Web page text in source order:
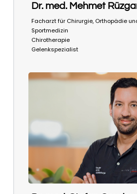
Dr. med. Mehmet
Facharzt für Chirurgie, Orthopädie
Sportmedizin
Chirotherapie
Gelenkspezialist